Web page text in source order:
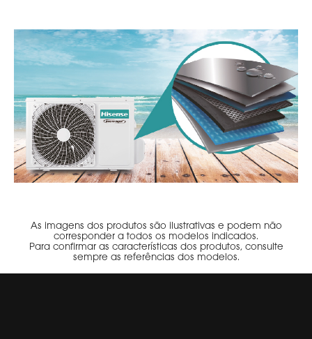
As imagens dos produtos são ilustrativas e podem não
corresponder a todos os modelos indicados.
Para confirmar as características dos produtos, consulte
sempre as referências dos modelos.